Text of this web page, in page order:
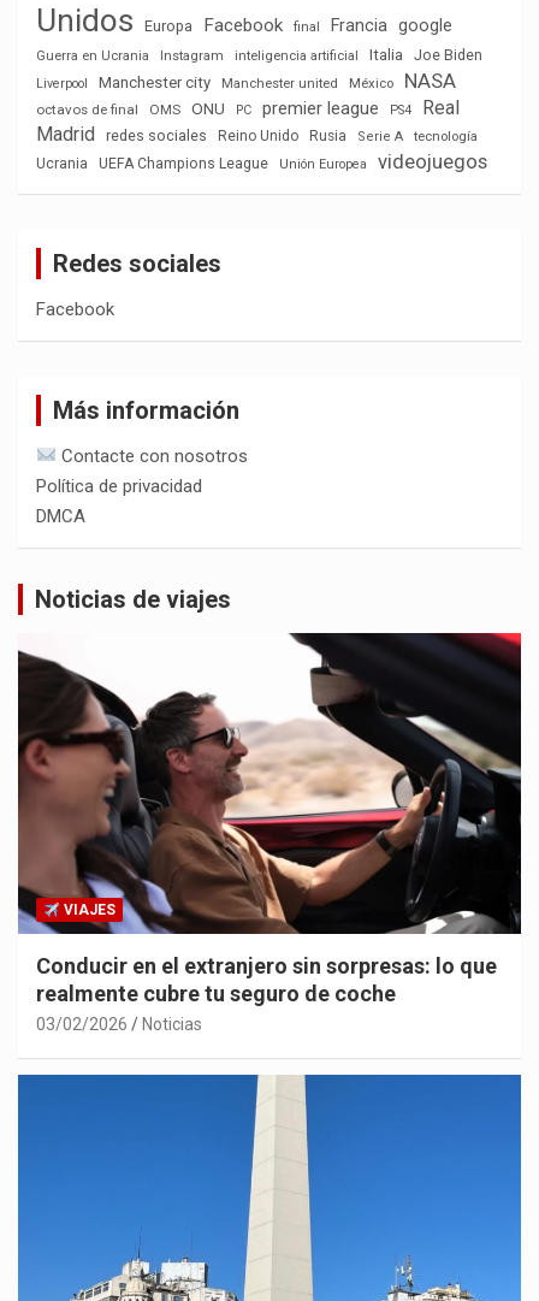
Unidos
Europa Facebook final Francia google
Guerra en Ucrania Instagram inteligencia artificial Italia Joe Biden
Liverpool Manchester city Manchester united México NASA
octavos de final OMS ONU PC premier league PS4
Real
Madrid
redes sociales Reino Unido Rusia Serie A
tecnología
Ucrania
UEFA Champions League Unión Europea videojuegos
Redes sociales
Facebook
Más información
Contacte con nosotros
Política de privacidad
DMCA
Noticias de viajes
VIAJES
Conducir en el extranjero sin sorpresas: lo que
realmente cubre tu seguro de coche
03/02/2026 Noticias